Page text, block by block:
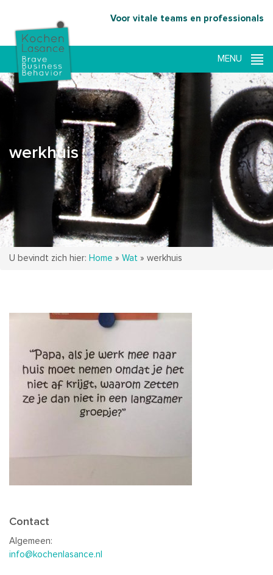
Voor vitale teams en professionals
werkhuis
U bevindt zich hier: Home » Wat » werkhuis
Contact
Algemeen:
info@kochenlasance.nl